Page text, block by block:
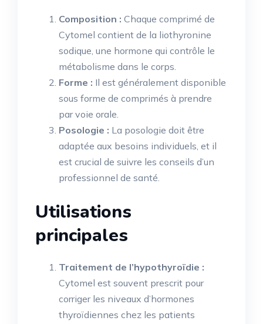
Composition : Chaque comprimé de
Cytomel contient de la liothyronine
sodique, une hormone qui contrôle le
métabolisme dans le corps.
Forme : Il est généralement disponible
sous forme de comprimés à prendre
par voie orale.
Posologie : La posologie doit être
adaptée aux besoins individuels, et il
est crucial de suivre les conseils d’un
professionnel de santé.
Utilisations
principales
Traitement de l’hypothyroïdie :
Cytomel est souvent prescrit pour
corriger les niveaux d’hormones
thyroïdiennes chez les patients